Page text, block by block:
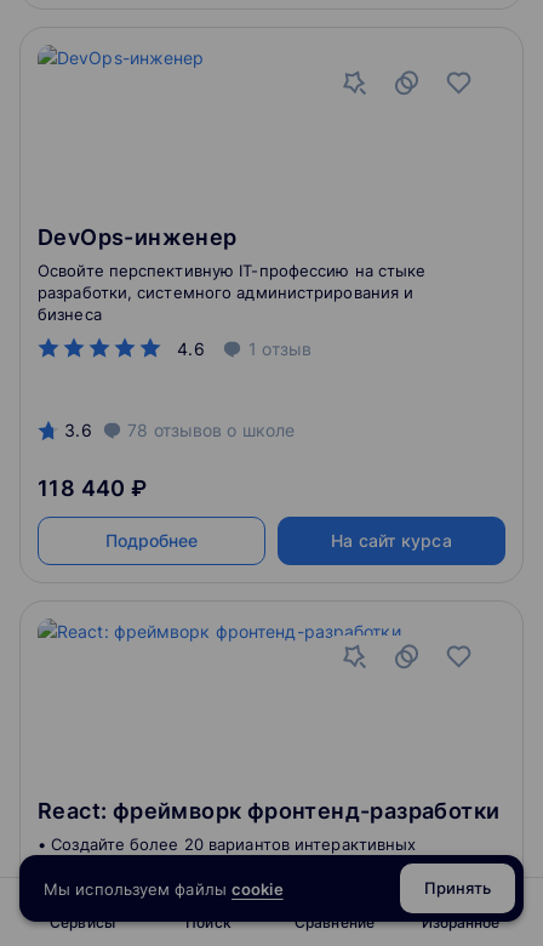
DevOps-инженер
4.6 1 отзыв
Освойте перспективную IT-профессию на стыке
разработки, системного администрирования и
бизнеса
3.6 78 отзывов о школе
118 440 ₽
Подробнее На сайт курса
React: фреймворк фронтенд-разработки
• Создайте более 20 вариантов интерактивных
интерфейсов во время обучения• Добавьте React в
своё резюме и получите новые карьерные
Сервисы Поиск Сравнение Избранное
Мы используем файлы cookie Принять